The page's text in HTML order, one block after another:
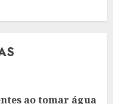
ao tomar água